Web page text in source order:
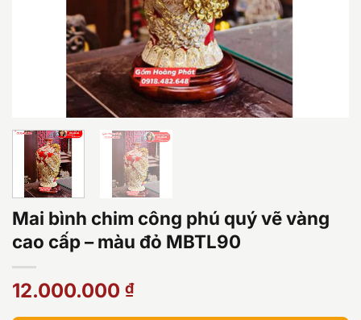
Mai bình chim công phú quý vẽ vàng
cao cấp – màu đỏ MBTL90
12.000.000 ₫